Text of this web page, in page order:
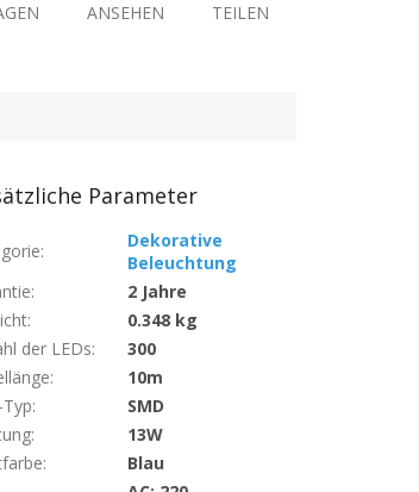
ANSEHEN TEILEN
Parameter
:
Dekorative
Beleuchtung
:
2 Jahre
:
0.348 kg
der LEDs:
300
:
10m
:
SMD
:
13W
:
Blau